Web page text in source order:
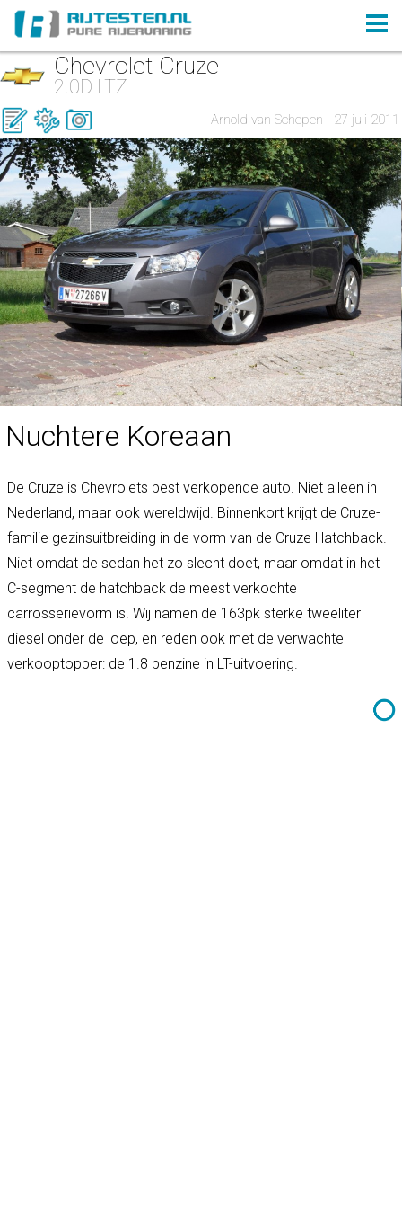
Chevrolet Cruze
2.0D LTZ
Arnold van Schepen - 27 juli 2011
Nuchtere Koreaan
De Cruze is Chevrolets best verkopende auto. Niet alleen in
Nederland, maar ook wereldwijd. Binnenkort krijgt de Cruze-
familie gezinsuitbreiding in de vorm van de Cruze Hatchback.
Niet omdat de sedan het zo slecht doet, maar omdat in het
C-segment de hatchback de meest verkochte
carrosserievorm is. Wij namen de 163pk sterke tweeliter
diesel onder de loep, en reden ook met de verwachte
verkooptopper: de 1.8 benzine in LT-uitvoering.